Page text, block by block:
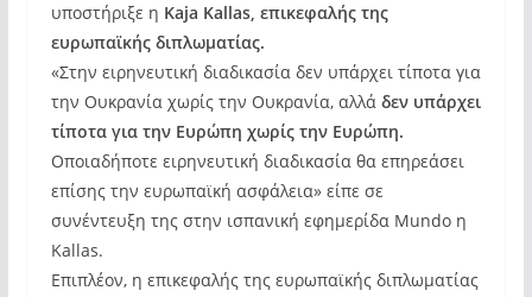
υποστήριξε η Kaja Kallas, επικεφαλής της
ευρωπαϊκής διπλωματίας.
«Στην ειρηνευτική διαδικασία δεν υπάρχει τίποτα για
την Ουκρανία χωρίς την Ουκρανία, αλλά δεν υπάρχει
τίποτα για την Ευρώπη χωρίς την Ευρώπη.
Οποιαδήποτε ειρηνευτική διαδικασία θα επηρεάσει
επίσης την ευρωπαϊκή ασφάλεια» είπε σε
συνέντευξη της στην ισπανική εφημερίδα Mundo η
Kallas.
Επιπλέον, η επικεφαλής της ευρωπαϊκής διπλωματίας